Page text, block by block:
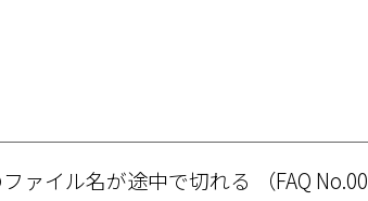
ァイル名が途中で切れる （FAQ